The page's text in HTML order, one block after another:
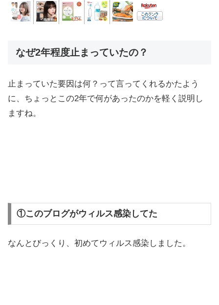
なぜ2年程度止まっていたの？
止まっていた要因は何？って言ってくれるかたよう
に、ちょっとこの2年で何があったのかを軽く説明し
ますね。
①このブログがウィルス感染してた
なんとびっくり、初めてウィルス感染しました。